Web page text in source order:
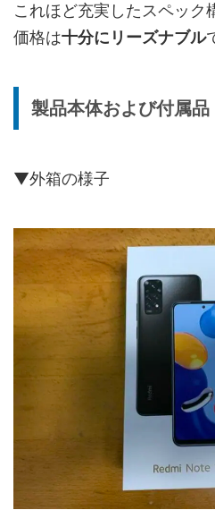
これほど充実したスペック
価格は十分にリーズナブル
製品本体および付属品
▼外箱の様子